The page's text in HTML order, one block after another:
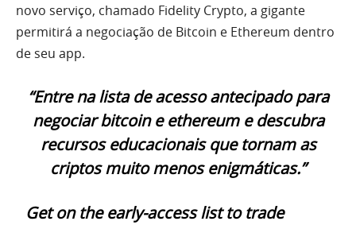
novo serviço, chamado Fidelity Crypto, a gigante
permitirá a negociação de Bitcoin e Ethereum dentro
de seu app.
“Entre na lista de acesso antecipado para
negociar bitcoin e ethereum e descubra
recursos educacionais que tornam as
criptos muito menos enigmáticas.”
Get on the early-access list to trade